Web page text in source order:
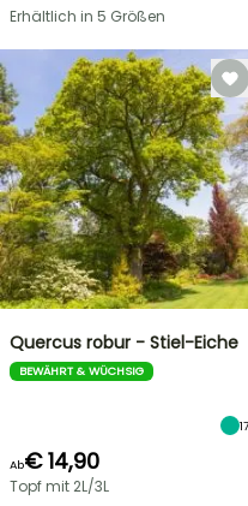
Erhältlich in 5 Größen
Quercus robur - Stiel-Eiche
BEWÄHRT & WÜCHSIG
17
Ab€ 14,90
Topf mit 2L/3L